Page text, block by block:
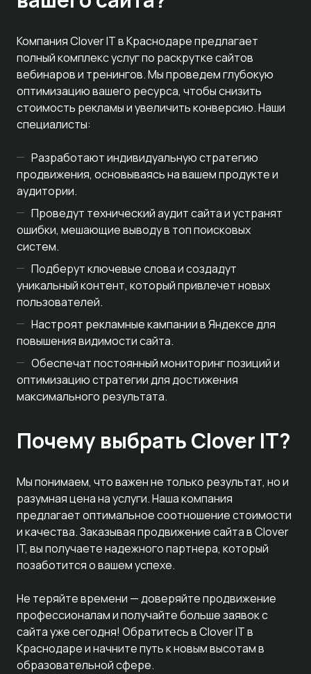
Компания Clover IT в Краснодаре предлагает
полный комплекс услуг по раскрутке сайтов
вебинаров и тренингов. Мы проведем глубокую
оптимизацию вашего ресурса, чтобы снизить
стоимость рекламы и увеличить конверсию. Наши
специалисты:
Разработают индивидуальную стратегию
продвижения, основываясь на вашем продукте и
аудитории.
Проведут технический аудит сайта и устранят
ошибки, мешающие выводу в топ поисковых
систем.
Подберут ключевые слова и создадут
уникальный контент, который привлечет новых
пользователей.
Настроят рекламные кампании в Яндексе для
повышения видимости сайта.
Обеспечат постоянный мониторинг позиций и
оптимизацию стратегии для достижения
максимального результата.
Почему выбрать Clover IT?
Мы понимаем, что важен не только результат, но и
разумная цена на услуги. Наша компания
предлагает оптимальное соотношение стоимости
и качества. Заказывая продвижение сайта в Clover
IT, вы получаете надежного партнера, который
позаботится о вашем успехе.
Не теряйте времени — доверяйте продвижение
профессионалам и получайте больше заявок с
сайта уже сегодня! Обратитесь в Clover IT в
Краснодаре и начните путь к новым высотам в
образовательной сфере.